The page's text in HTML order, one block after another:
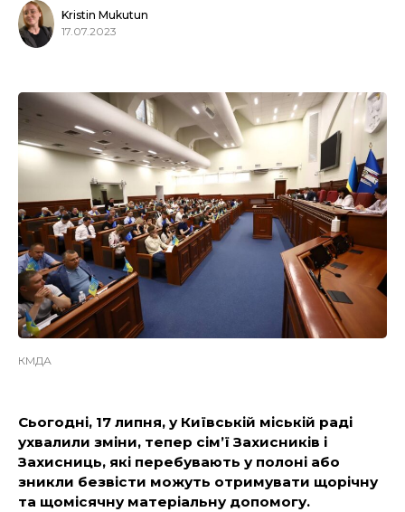
Kristin Mukutun
17.07.2023
КМДА
Сьогодні, 17 липня, у Київській міській раді
ухвалили зміни, тепер сім’ї Захисників і
Захисниць, які перебувають у полоні або
зникли безвісти можуть отримувати щорічну
та щомісячну матеріальну допомогу.